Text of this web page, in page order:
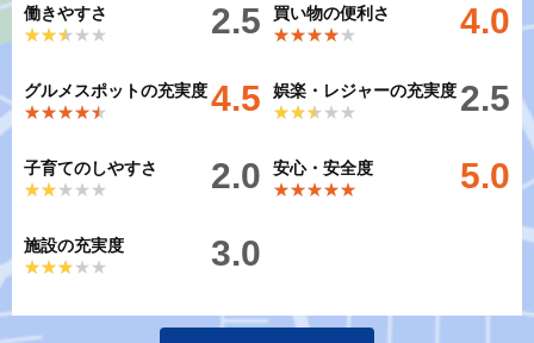
働きやすさ
★★★★★
★★★★★ 2.5
買い物の便利さ
★★★★★
★★★★★ 4.0
グルメスポットの充実度
★★★★★
★★★★★ 4.5
娯楽・レジャーの充実度
★★★★★
★★★★★ 2.5
子育てのしやすさ
★★★★★
★★★★★ 2.0
安心・安全度
★★★★★
★★★★★ 5.0
施設の充実度
★★★★★
★★★★★ 3.0